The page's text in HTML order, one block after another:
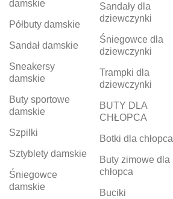
damskie
Półbuty damskie
Sandał damskie
Sneakersy
damskie
Buty sportowe
damskie
Szpilki
Sztyblety damskie
Śniegowce
damskie
Sandały dla
dziewczynki
Śniegowce dla
dziewczynki
Trampki dla
dziewczynki
BUTY DLA
CHŁOPCA
Botki dla chłopca
Buty zimowe dla
chłopca
Buciki